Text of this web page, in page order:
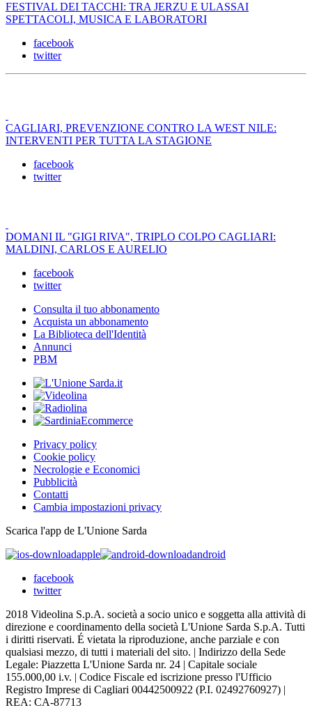
FESTIVAL DEI TACCHI: TRA JERZU E ULASSAI
SPETTACOLI, MUSICA E LABORATORI
facebook
twitter
CAGLIARI, PREVENZIONE CONTRO LA WEST NILE:
INTERVENTI PER TUTTA LA STAGIONE
facebook
twitter
DOMANI IL "GIGI RIVA", TRIPLO COLPO CAGLIARI:
MALDINI, CARLOS E AURELIO
facebook
twitter
Consulta il tuo abbonamento
Acquista un abbonamento
La Biblioteca dell'Identità
Annunci
PBM
Privacy policy
Cookie policy
Necrologie e Economici
Pubblicità
Contatti
Cambia impostazioni privacy
Scarica l'app de L'Unione Sarda
apple
android
facebook
twitter
2018 Videolina S.p.A. società a socio unico e soggetta alla attività di
direzione e coordinamento della società L'Unione Sarda S.p.A. Tutti
i diritti riservati. É vietata la riproduzione, anche parziale e con
qualsiasi mezzo, di tutti i materiali del sito. | Indirizzo della Sede
Legale: Piazzetta L'Unione Sarda nr. 24 | Capitale sociale
155.000,00 i.v. | Codice Fiscale ed iscrizione presso l'Ufficio
Registro Imprese di Cagliari 00442500922 (P.I. 02492760927) |
REA: CA-87713